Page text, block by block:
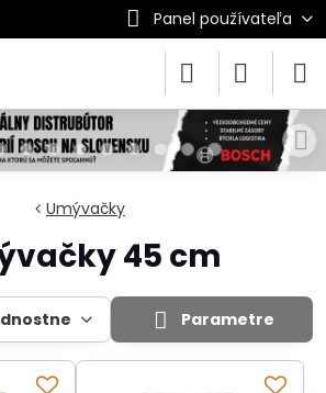
Panel používateľa
Umývačky
45 cm
Parametre